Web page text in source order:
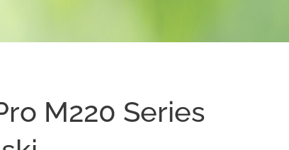
M220 Series